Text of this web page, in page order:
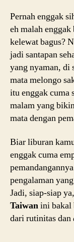
Pernah enggak
eh malah
kelewat bagus?
jadi santapan
yang nyaman, di
mata melongo
itu enggak cuma
malam yang
mata dengan
Biar liburan
enggak cuma
pengalaman
Jadi, siap-siap
Taiwanini bakal
dari rutinitas dan